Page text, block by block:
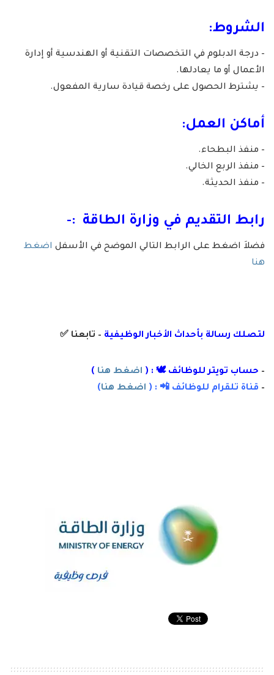
الشروط:
– درجة الدبلوم في التخصصات التقنية أو الهندسية أو إدارة
الأعمال أو ما يعادلها.
– يشترط الحصول على رخصة قيادة سارية المفعول.
أماكن العمل:
– منفذ البطحاء.
– منفذ الربع الخالي.
– منفذ الحديثة.
رابط التقديم في وزارة الطاقة :-
فضلاَ اضغط على الرابط التالي الموضح في الأسفل اضغط
هنا
لتصلك رسالة بأحداث الأخبار الوظيفية – تابعنا ✅
– حساب تويتر للوظائف 🕊 : ( اضغط هنا )
– قناة تلقرام للوظائف 📲 : ( اضغط هنا)